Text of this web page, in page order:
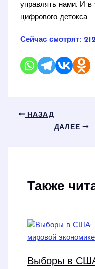
управлять нами. И в
цифрового детокса.
Сейчас смотрят:
НАЗАД
ДАЛЕЕ
Также
Выборы в